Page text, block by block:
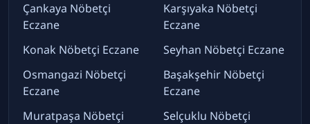
Çankaya Nöbetçi
Eczane
Konak Nöbetçi Eczane
Osmangazi Nöbetçi
Eczane
Muratpaşa Nöbetçi
Karşıyaka Nöbetçi
Eczane
Seyhan Nöbetçi Eczane
Başakşehir Nöbetçi
Eczane
Selçuklu Nöbetçi